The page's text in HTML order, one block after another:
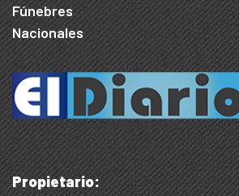
Fúnebres
Nacionales
Propietario: